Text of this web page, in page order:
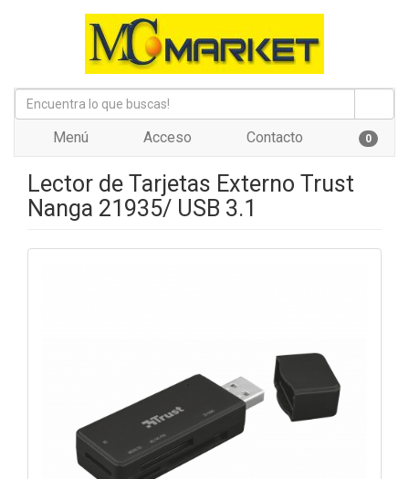
Menú Acceso Contacto 0
Lector de Tarjetas Externo Trust
Nanga 21935/ USB 3.1